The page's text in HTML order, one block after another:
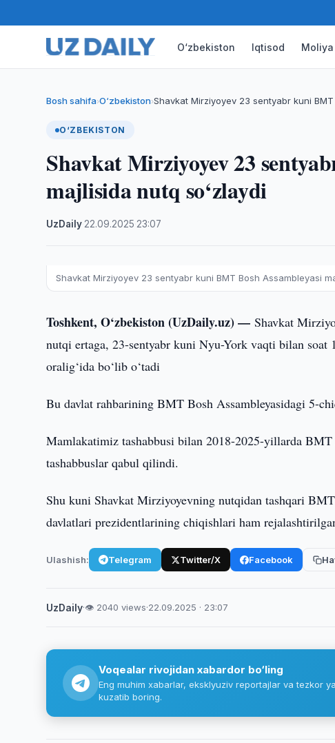
O‘zbekiston Iqtisod Moliya
Bosh sahifa›O‘zbekiston›Shavkat Mirziyoyev 23 sentyabr kuni
O‘ZBEKISTON
Shavkat Mirziyoyev 23
majlisida nutq so‘zlaydi
UzDaily 22.09.2025 23:07
Shavkat Mirziyoyev 23 sentyabr kuni BMT Bosh Assambleyasi
Toshkent, O‘zbekiston (UzDaily.uz) —Shavkat
nutqi ertaga, 23-sentyabr kuni Nyu-York vaqti bilan
oralig‘ida bo‘lib o‘tadi
Bu davlat rahbarining BMT Bosh Assambleyasidagi 5-
Mamlakatimiz tashabbusi bilan 2018-2025-yillarda
tashabbuslar qabul qilindi.
Shu kuni Shavkat Mirziyoyevning nutqidan tashqari
davlatlari prezidentlarining chiqishlari ham
Ulashish: Telegram Twitter/X Facebook
UzDaily·👁 2040 views·22.09.2025 · 23:07
Voqealar rivojidan xabardor bo‘ling
Eng muhim xabarlar, eksklyuziv reportajlar va tezkor
kuzatib boring.